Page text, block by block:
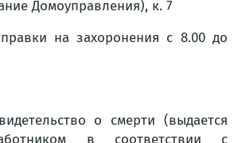
Домоуправления), к. 7
на захоронения с 8.00 до
о смерти (выдается
в соответствии с